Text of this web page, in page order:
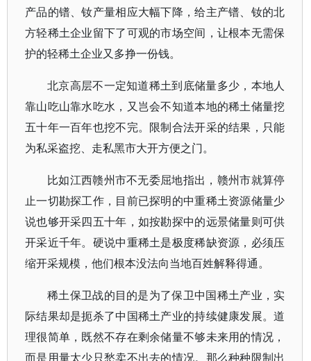
产品的镨、钕产量相应大幅下降，给主产镨、钕的北
方轻稀土企业留下了可观的市场空间，让根本无需保
护的轻稀土企业又多挣一份钱。
北京高层不一定知道稀土到底储量多少，本地人
靠山吃山靠水吃水，又岂会不知道本地的稀土储量挖
五十年一百年也挖不完。限制合法开采的结果，只能
为私采盗挖、走私黑市大开方便之门。
比如江西赣州市不无委屈地指出，赣州市就算停
止一切勘探工作，目前已探明的中重稀土资源储量少
说也够开采四五十年，如按勘探中的远景储量则可供
开采近千年。硬说中重稀土是极度稀缺资源，必须压
缩开采规模，他们根本没法向当地百姓解释得通。
稀土保卫战的目的是为了保卫中国稀土产业，实
际结果却是扼杀了中国稀土产业的持续健康发展。道
理很简单，既然不存在剩余储量不够未来用的情况，
而是用量太少只愁卖不出去的情况。那么种种限制出